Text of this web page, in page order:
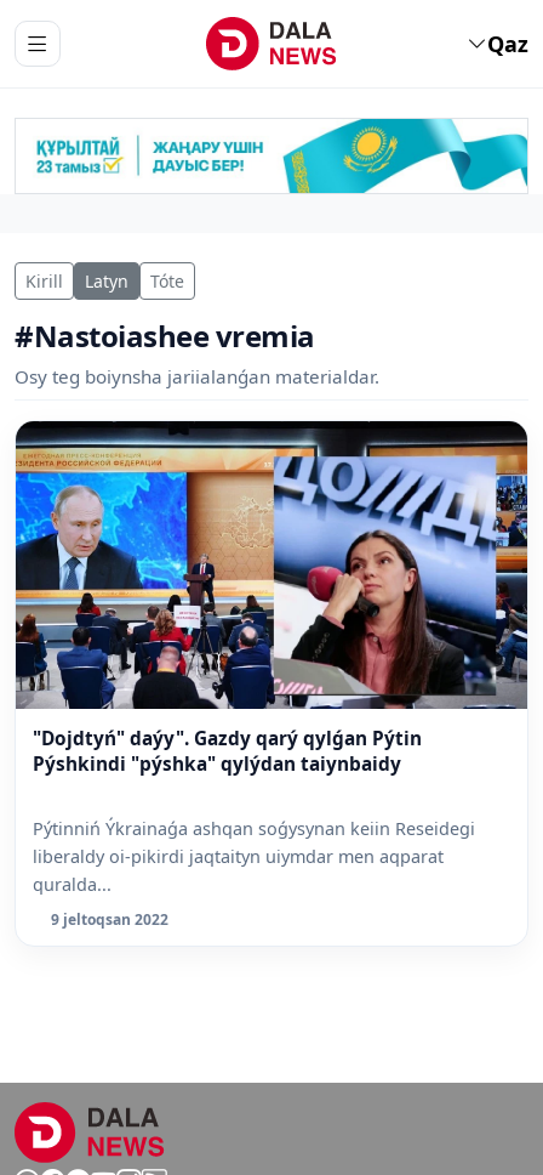
Qaz
Kirill Latyn Tóte
#Nastoiashee vremia
Osy teg boiynsha jariialanǵan materialdar.
"Dojdtyń" daýy". Gazdy qarý qylǵan Pýtin
Pýshkindi "pýshka" qylýdan taiynbaidy
Pýtinniń Ýkrainaǵa ashqan soǵysynan keiin Reseidegi
liberaldy oi-pikirdi jaqtaityn uiymdar men aqparat
quralda...
9 jeltoqsan 2022